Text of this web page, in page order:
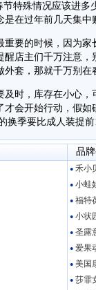
特殊情况应该进
在过年前几天集中
要的时候，因为家
店主们千万注意
套，那就千万别
时，库存在小心，
会开始行动，假
换季要比成人装提
品牌
●禾小
●小蛙
●福特
●小状
●圣露
●爱果
●美国
●莎霏